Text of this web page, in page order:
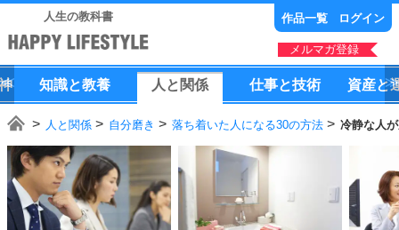
人生の教科書 作品一覧 ログイン
メルマガ登録
知識と教養 人 と 関係 仕事と技術 資産と
人と関係 自分磨き 落ち着いた人になる30の方法 冷静な人